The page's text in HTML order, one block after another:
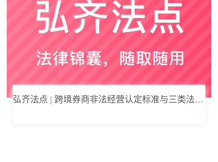
弘齐法点 | 跨境券商非法经营认定标准与三类法律风险边界